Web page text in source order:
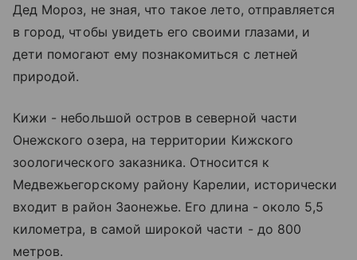
Дед Мороз, не зная, что такое лето, отправляется
в город, чтобы увидеть его своими глазами, и
дети помогают ему познакомиться с летней
природой.
Кижи - небольшой остров в северной части
Онежского озера, на территории Кижского
зоологического заказника. Относится к
Медвежьегорскому району Карелии, исторически
входит в район Заонежье. Его длина - около 5,5
километра, в самой широкой части - до 800
метров.